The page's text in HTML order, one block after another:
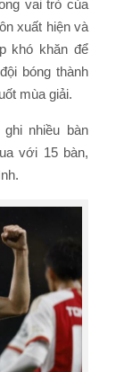
vai trò của
xuất hiện và
khó khăn để
bóng thành
mùa giải.
nhiều bàn
với 15 bàn,